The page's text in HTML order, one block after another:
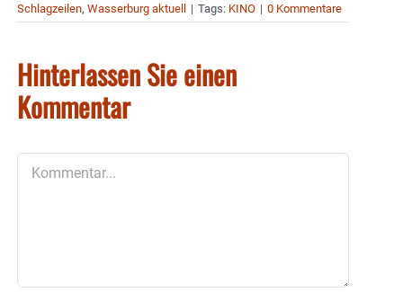
Schlagzeilen, Wasserburg aktuell | Tags: KINO | 0 Kommentare
Hinterlassen Sie einen
Kommentar